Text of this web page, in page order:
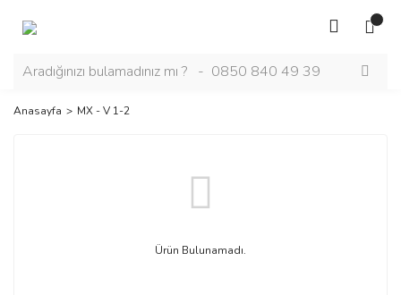
Anasayfa MX - V 1-2
Ürün Bulunamadı.